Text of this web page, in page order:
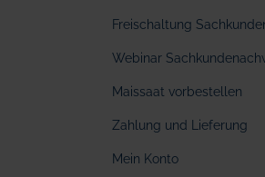
Freischaltung
Webinar
Maissaat vorbestellen
Zahlung und Lieferung
Mein Konto